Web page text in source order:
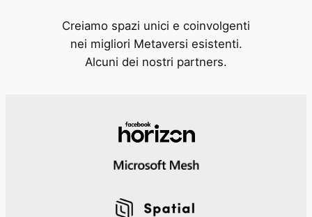
Creiamo spazi unici e coinvolgenti
nei migliori Metaversi esistenti.
Alcuni dei nostri partners.